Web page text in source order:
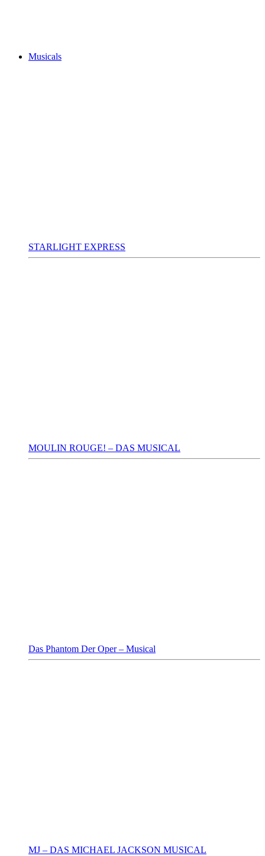
Musicals
STARLIGHT EXPRESS
MOULIN ROUGE! – DAS MUSICAL
Das Phantom Der Oper – Musical
MJ – DAS MICHAEL JACKSON MUSICAL